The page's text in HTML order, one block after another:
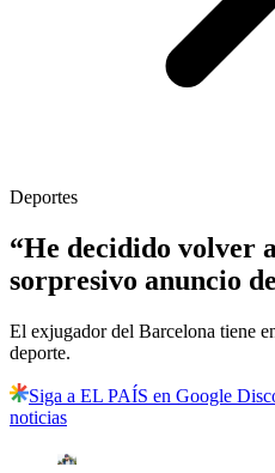
Deportes
“He decidido volver
sorpresivo anuncio
El exjugador del Barcelona tiene
deporte.
Siga a EL PAÍS en Google
noticias